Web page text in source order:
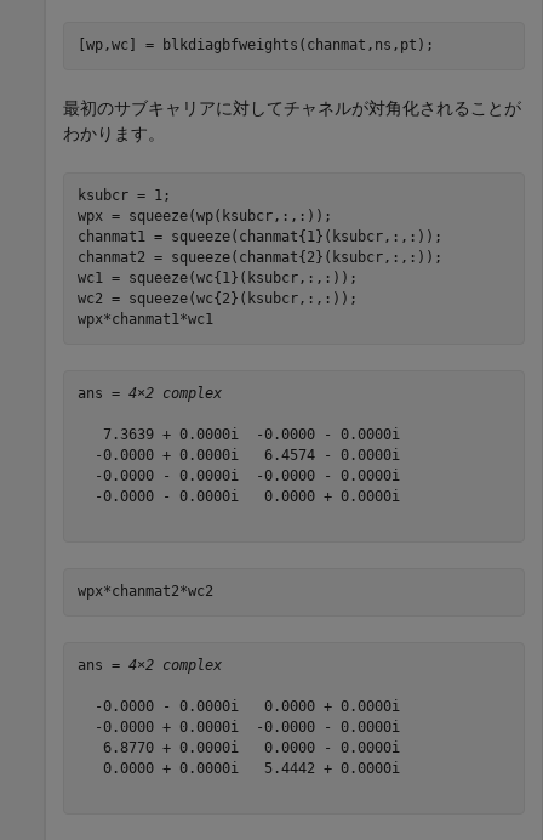
[wp,wc] = blkdiagbfweights(chanmat,ns,pt);
最初のサブキャリアに対してチャネルが対角化されることが
わかります。
ksubcr = 1;
wpx = squeeze(wp(ksubcr,:,:));
chanmat1 = squeeze(chanmat{1}(ksubcr,:,:));
chanmat2 = squeeze(chanmat{2}(ksubcr,:,:));
wc1 = squeeze(wc{1}(ksubcr,:,:));
wc2 = squeeze(wc{2}(ksubcr,:,:));
wpx*chanmat1*wc1
ans = 4×2 complex
   7.3639 + 0.0000i  -0.0000 - 0.0000i
  -0.0000 + 0.0000i   6.4574 - 0.0000i
  -0.0000 - 0.0000i  -0.0000 - 0.0000i
  -0.0000 - 0.0000i   0.0000 + 0.0000i
wpx*chanmat2*wc2
ans = 4×2 complex
  -0.0000 - 0.0000i   0.0000 + 0.0000i
  -0.0000 + 0.0000i  -0.0000 - 0.0000i
   6.8770 + 0.0000i   0.0000 - 0.0000i
   0.0000 + 0.0000i   5.4442 + 0.0000i